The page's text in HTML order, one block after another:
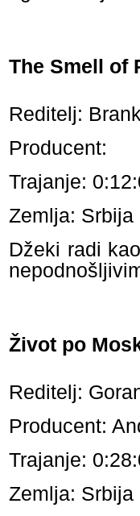
The Smell of
Reditelj:
Producent:
Trajanje:
Zemlja: Srbija
Džeki radi
Život po
Reditelj:
Producent:
Trajanje:
Zemlja: Srbija